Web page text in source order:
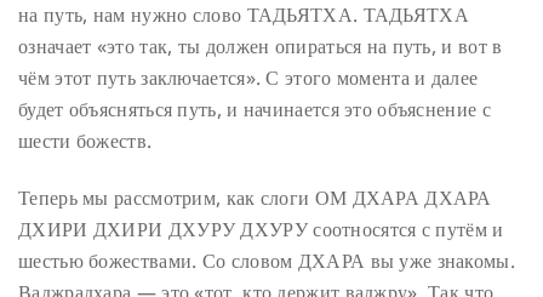
на путь, нам нужно слово ТАДЬЯТХА. ТАДЬЯТХА
означает «это так, ты должен опираться на путь, и вот в
чём этот путь заключается». С этого момента и далее
будет объясняться путь, и начинается это объяснение с
шести божеств.
Теперь мы рассмотрим, как слоги ОМ ДХАРА ДХАРА
ДХИРИ ДХИРИ ДХУРУ ДХУРУ соотносятся с путём и
шестью божествами. Со словом ДХАРА вы уже знакомы.